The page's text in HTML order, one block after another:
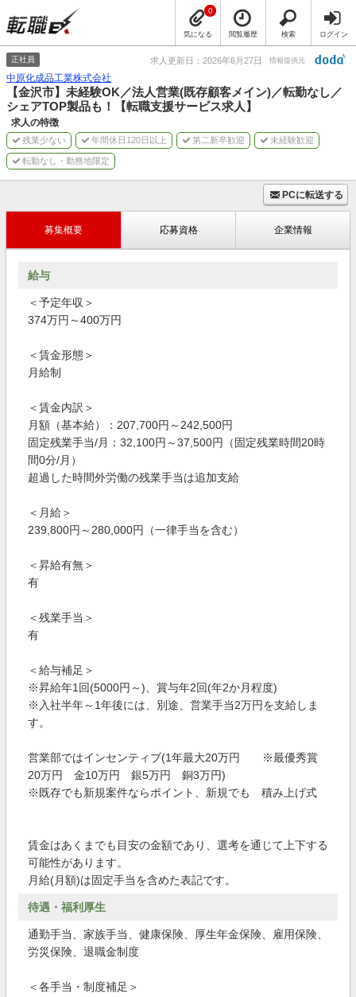
気になる
0
閲覧履歴 検索 ログイン
正社員 求人更新日：2026年6月27日 情報提供元
中原化成品工業株式会社
【金沢市】未経験OK／法人営業(既存顧客メイン)／転勤なし／
シェアTOP製品も！【転職支援サービス求人】
求人の特徴
残業少ない 年間休日120日以上 第二新卒歓迎 未経験歓迎
転勤なし・勤務地限定
PCに転送する
募集概要 応募資格 企業情報
給与
＜予定年収＞
374万円～400万円
＜賃金形態＞
月給制
＜賃金内訳＞
月額（基本給）：207,700円～242,500円
固定残業手当/月：32,100円～37,500円（固定残業時間20時
間0分/月）
超過した時間外労働の残業手当は追加支給
＜月給＞
239,800円～280,000円（一律手当を含む）
＜昇給有無＞
有
＜残業手当＞
有
＜給与補足＞
※昇給年1回(5000円～)、賞与年2回(年2か月程度)
※入社半年～1年後には、別途、営業手当2万円を支給しま
す。
営業部ではインセンティブ(1年最大20万円 ※最優秀賞
20万円 金10万円 銀5万円 銅3万円)
※既存でも新規案件ならポイント、新規でも 積み上げ式
賃金はあくまでも目安の金額であり、選考を通じて上下する
可能性があります。
月給(月額)は固定手当を含めた表記です。
待遇・福利厚生
通勤手当、家族手当、健康保険、厚生年金保険、雇用保険、
労災保険、退職金制度
＜各手当・制度補足＞